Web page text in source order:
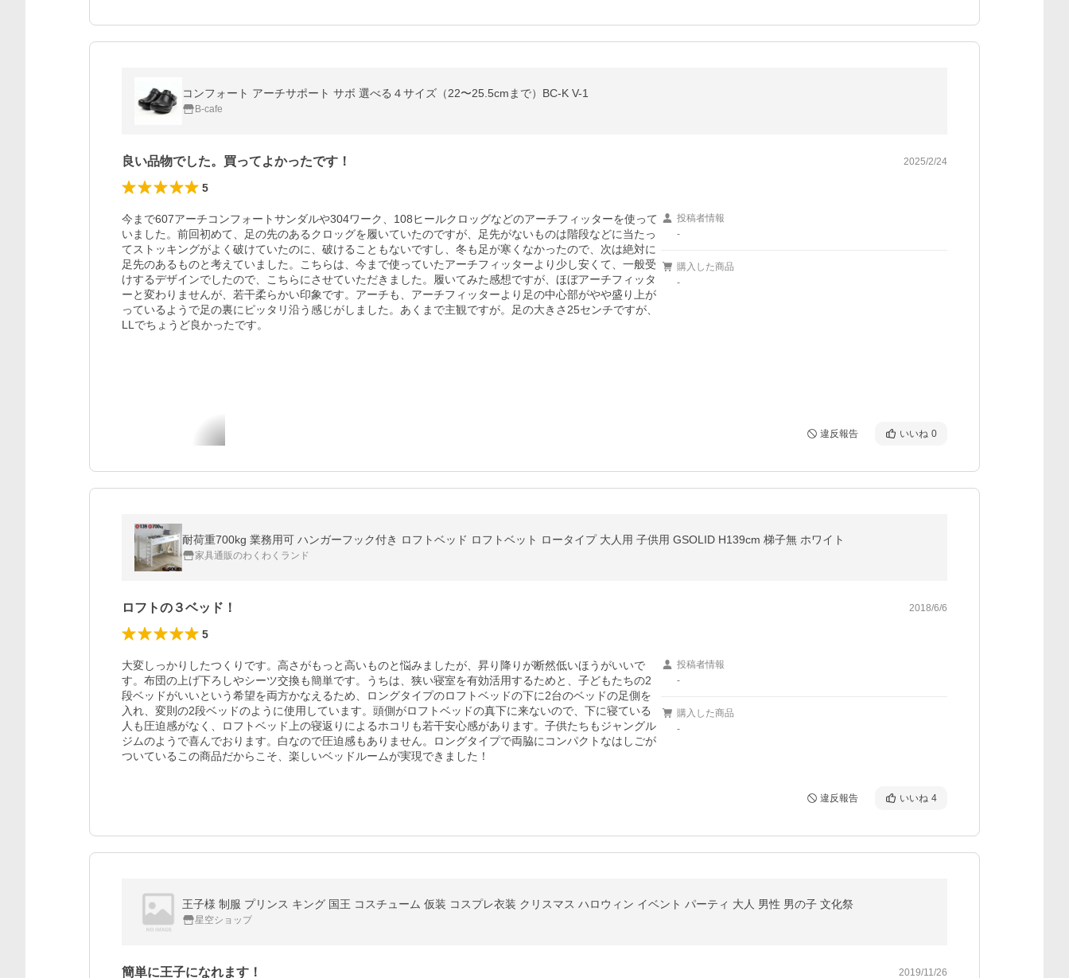
コンフォート アーチサポート サボ 選べる４サイズ（22〜25.5cmまで）BC-K V-1
B-cafe
良い品物でした。買ってよかったです！ 2025/2/24
5
今まで607アーチコンフォートサンダルや304ワーク、108ヒールクロッグなどのアーチフィッターを使って
いました。前回初めて、足の先のあるクロッグを履いていたのですが、足先がないものは階段などに当たっ
てストッキングがよく破けていたのに、破けることもないですし、冬も足が寒くなかったので、次は絶対に
足先のあるものと考えていました。こちらは、今まで使っていたアーチフィッターより少し安くて、一般受
けするデザインでしたので、こちらにさせていただきました。履いてみた感想ですが、ほぼアーチフィッタ
ーと変わりませんが、若干柔らかい印象です。アーチも、アーチフィッターより足の中心部がやや盛り上が
っているようで足の裏にピッタリ沿う感じがしました。あくまで主観ですが。足の大きさ25センチですが、
LLでちょうど良かったです。
投稿者情報
-
購入した商品
-
違反報告 いいね 0
耐荷重700kg 業務用可 ハンガーフック付き ロフトベッド ロフトベット ロータイプ 大人用 子供用 GSOLID H139cm 梯子無 ホワイト
家具通販のわくわくランド
ロフトの３ベッド！ 2018/6/6
5
大変しっかりしたつくりです。高さがもっと高いものと悩みましたが、昇り降りが断然低いほうがいいで
す。布団の上げ下ろしやシーツ交換も簡単です。うちは、狭い寝室を有効活用するためと、子どもたちの2
段ベッドがいいという希望を両方かなえるため、ロングタイプのロフトベッドの下に2台のベッドの足側を
入れ、変則の2段ベッドのように使用しています。頭側がロフトベッドの真下に来ないので、下に寝ている
人も圧迫感がなく、ロフトベッド上の寝返りによるホコリも若干安心感があります。子供たちもジャングル
ジムのようで喜んでおります。白なので圧迫感もありません。ロングタイプで両脇にコンパクトなはしごが
ついているこの商品だからこそ、楽しいベッドルームが実現できました！
投稿者情報
-
購入した商品
-
違反報告 いいね 4
王子様 制服 プリンス キング 国王 コスチューム 仮装 コスプレ衣装 クリスマス ハロウィン イベント パーティ 大人 男性 男の子 文化祭
星空ショップ
簡単に王子になれます！ 2019/11/26